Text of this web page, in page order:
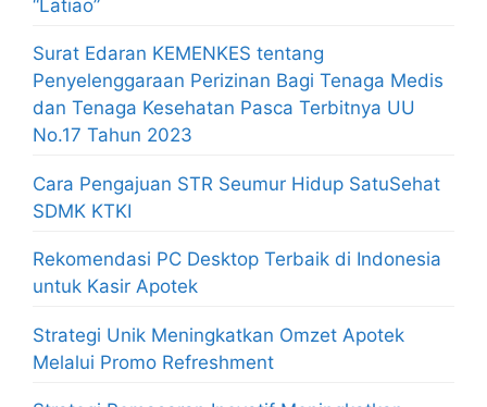
“Latiao”
Surat Edaran KEMENKES tentang
Penyelenggaraan Perizinan Bagi Tenaga Medis
dan Tenaga Kesehatan Pasca Terbitnya UU
No.17 Tahun 2023
Cara Pengajuan STR Seumur Hidup SatuSehat
SDMK KTKI
Rekomendasi PC Desktop Terbaik di Indonesia
untuk Kasir Apotek
Strategi Unik Meningkatkan Omzet Apotek
Melalui Promo Refreshment